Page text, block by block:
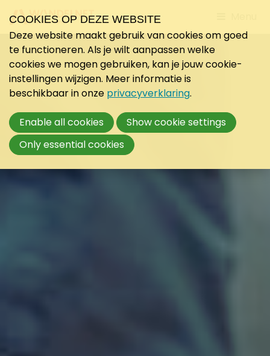
to
COOKIES OP DEZE WEBSITE
Deze website maakt gebruik van cookies om goed
te functioneren. Als je wilt aanpassen welke
cookies we mogen gebruiken, kan je jouw cookie-
instellingen wijzigen. Meer informatie is
beschikbaar in onze privacyverklaring.
Enable all cookies
Show cookie settings
Only essential cookies